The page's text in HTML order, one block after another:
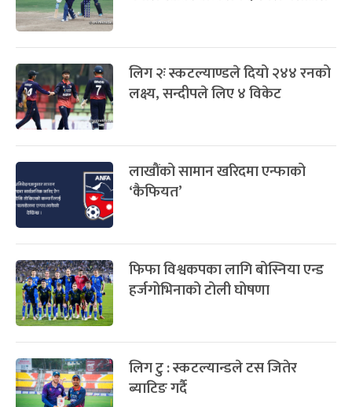
लिग २ः स्कटल्याण्डले दियो २४४ रनको
लक्ष्य, सन्दीपले लिए ४ विकेट
लाखौंको सामान खरिदमा एन्फाको
‘कैफियत’
फिफा विश्वकपका लागि बोस्निया एन्ड
हर्जगोभिनाको टोली घोषणा
लिग टु : स्कटल्यान्डले टस जितेर
ब्याटिङ गर्दै